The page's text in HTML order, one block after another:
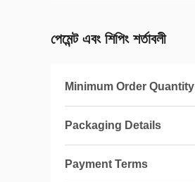
পেমেন্ট এবং শিপিং শর্তাবলী
Minimum Order Quantity
Packaging Details
Payment Terms